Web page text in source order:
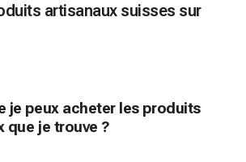
artisanaux suisses sur
je peux acheter les produits
que je trouve ?